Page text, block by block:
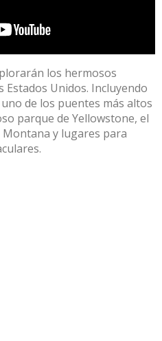
los hermosos
Estados Unidos. Incluyendo
de los puentes más altos
parque de Yellowstone, el
Montana y lugares para